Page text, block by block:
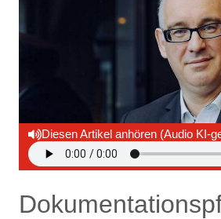
Diesen Artikel anhören (Audio KI-